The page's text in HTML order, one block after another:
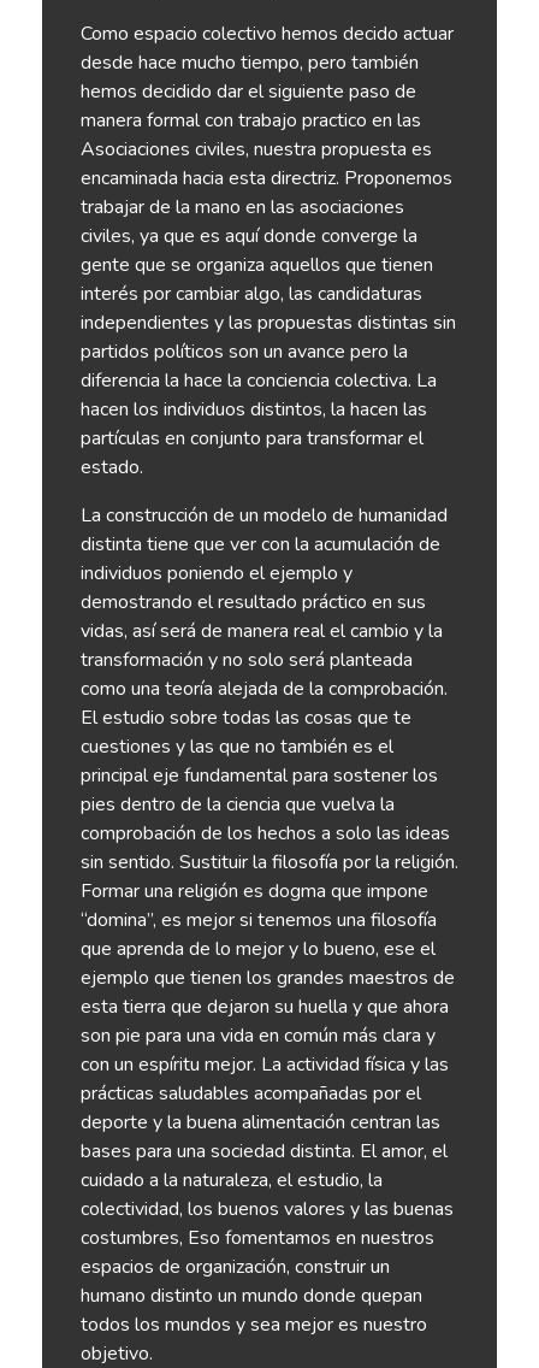
Como espacio colectivo hemos decido actuar
desde hace mucho tiempo, pero también
hemos decidido dar el siguiente paso de
manera formal con trabajo practico en las
Asociaciones civiles, nuestra propuesta es
encaminada hacia esta directriz. Proponemos
trabajar de la mano en las asociaciones
civiles, ya que es aquí donde converge la
gente que se organiza aquellos que tienen
interés por cambiar algo, las candidaturas
independientes y las propuestas distintas sin
partidos políticos son un avance pero la
diferencia la hace la conciencia colectiva. La
hacen los individuos distintos, la hacen las
partículas en conjunto para transformar el
estado.
La construcción de un modelo de humanidad
distinta tiene que ver con la acumulación de
individuos poniendo el ejemplo y
demostrando el resultado práctico en sus
vidas, así será de manera real el cambio y la
transformación y no solo será planteada
como una teoría alejada de la comprobación.
El estudio sobre todas las cosas que te
cuestiones y las que no también es el
principal eje fundamental para sostener los
pies dentro de la ciencia que vuelva la
comprobación de los hechos a solo las ideas
sin sentido. Sustituir la filosofía por la religión.
Formar una religión es dogma que impone
“domina”, es mejor si tenemos una filosofía
que aprenda de lo mejor y lo bueno, ese el
ejemplo que tienen los grandes maestros de
esta tierra que dejaron su huella y que ahora
son pie para una vida en común más clara y
con un espíritu mejor. La actividad física y las
prácticas saludables acompañadas por el
deporte y la buena alimentación centran las
bases para una sociedad distinta. El amor, el
cuidado a la naturaleza, el estudio, la
colectividad, los buenos valores y las buenas
costumbres, Eso fomentamos en nuestros
espacios de organización, construir un
humano distinto un mundo donde quepan
todos los mundos y sea mejor es nuestro
objetivo.